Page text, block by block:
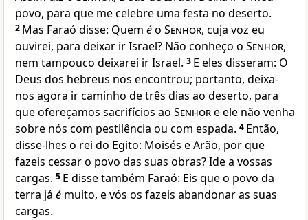
povo, para que me celebre uma festa no deserto.
2 Mas Faraó disse: Quem éo Senhor, cuja voz eu
ouvirei, para deixar ir Israel? Não conheço o Senhor,
nem tampouco deixarei ir Israel. 3 E eles disseram: O
Deus dos hebreus nos encontrou; portanto, deixa-
nos agora ir caminho de três dias ao deserto, para
que ofereçamos sacrifícios ao Senhore ele não venha
sobre nós com pestilência ou com espada. 4 Então,
disse-lhes o rei do Egito: Moisés e Arão, por que
fazeis cessar o povo das suas obras? Ide a vossas
cargas. 5 E disse também Faraó: Eis que o povo da
terra já é muito, e vós os fazeis abandonar as suas
cargas.